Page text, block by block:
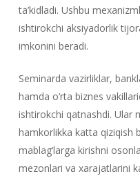
ta’kidladi. Ushbu
ishtirokchi aksiyadorlik
imkonini beradi.
Seminarda vazirliklar,
hamda o‘rta biznes
ishtirokchi qatnashdi. Ular
hamkorlikka katta qiziqish
mablag‘larga kirishni
mezonlari va xarajatlarini